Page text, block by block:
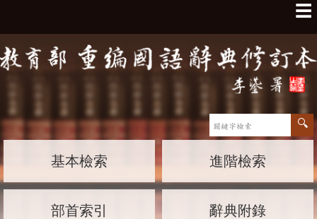
☰
基本檢索 進階檢索
部首索引 辭典附錄